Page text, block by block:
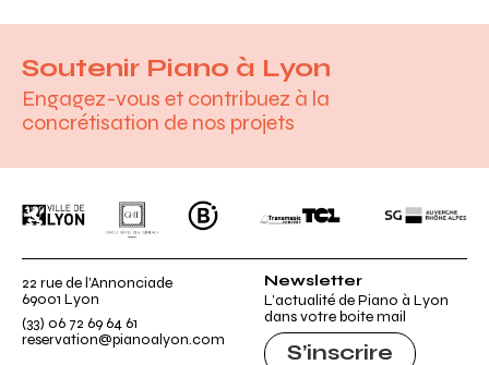
Soutenir Piano à Lyon
Engagez-vous et contribuez à la
concrétisation de nos projets
Ville de Lyon GHT B. Transmusic Concert
TCL Société
22 rue de l’Annonciade
69001 Lyon
(33) 06 72 69 64 61
reservation@pianoalyon.com
Newsletter
L’actualité de Piano à Lyon
dans votre boite mail
S’inscrire